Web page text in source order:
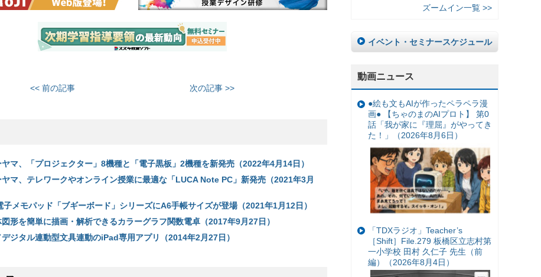
<< 前の記事 次の記事 >>
マ、「プロジェクター」8機種と「電子黒板」2機種を新発売（2022年4月14日）
マ、テレワークやオンライン授業に最適な「LUCA Note PC」新発売（2021年3月
メモパッド「ブギーボード」シリーズにA6手帳サイズが登場（2021年1月12日）
形を簡単に描画・解析できるカラーグラフ関数電卓（2017年9月27日）
ジタル連動型文具連動のiPad専用アプリ（2014年2月27日）
ズームイン一覧 >>
イベント・セミナースケジュール
動画ニュース
●絵も文もAIが作ったペラペラ漫
画● 【ちゃのまのAIプロト】 第0
話「我が家に『理屈』がやってき
た！」（2026年8月6日）
「TDXラジオ」Teacher’s
［Shift］File.279 板橋区立志村第
一小学校 田村 久仁子 先生（前
編）（2026年8月4日）